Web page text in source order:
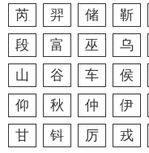
芮
羿 储 靳
段
富 巫 乌
山
谷 车 侯
仰
秋 仲 伊
甘
钭 厉 戎